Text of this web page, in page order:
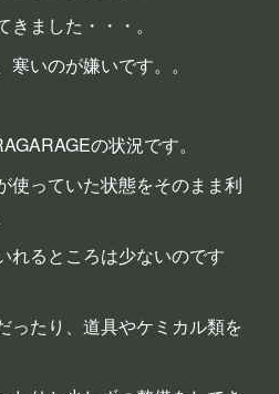
ました・・・。
いのが嫌いです。。
の状況です。
使っていた状態をそのまま利
れるところは少ないのです
ったり、道具やケミカル類を